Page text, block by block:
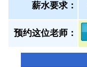
薪水要求：
预约这位老师：